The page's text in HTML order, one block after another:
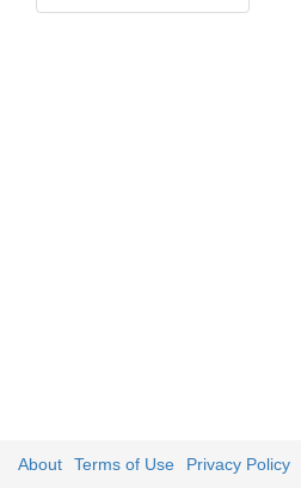
About Terms of Use Privacy Policy